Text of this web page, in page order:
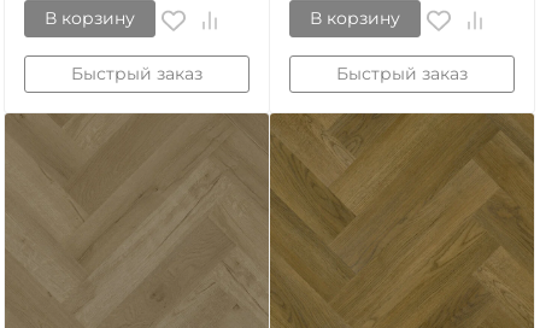
В корзину
Быстрый заказ
В корзину
Быстрый заказ